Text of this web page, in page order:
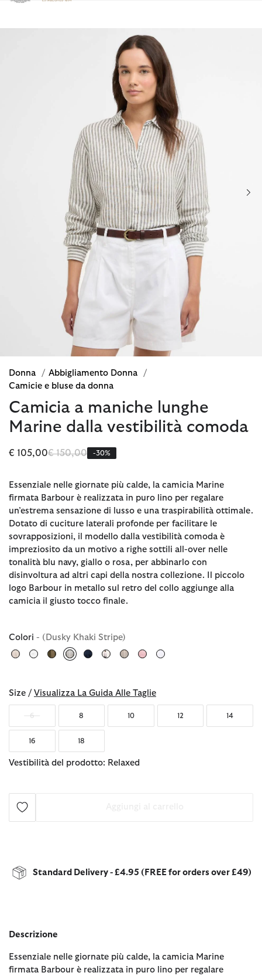
Clicca per visualizzare la nostra Dichiarazione di Accessibilità
Donna / Abbigliamento Donna
/
Camicie e bluse da donna
Camicia a maniche lunghe
Marine dalla vestibilità comoda
€ 105,00Prezzo ridotto da
€ 150,00a -30%
Essenziale nelle giornate più calde, la camicia Marine
firmata Barbour è realizzata in puro lino per regalare
un’estrema sensazione di lusso e una traspirabilità ottimale.
Dotato di cuciture laterali profonde per facilitare le
sovrapposizioni, il modello dalla vestibilità comoda è
impreziosito da un motivo a righe sottili all-over nelle
tonalità blu navy, giallo o rosa, per abbinarlo con
disinvoltura ad altri capi della nostra collezione. Il piccolo
logo Barbour in metallo sul retro del collo aggiunge alla
camicia il giusto tocco finale.
Colori - (Dusky Khaki Stripe)
Size / Visualizza La Guida Alle Taglie
6 8 10 12 14
16 18
Vestibilità del prodotto: Relaxed
Standard Delivery - £4.95 (FREE for orders over £49)
Descrizione
Essenziale nelle giornate più calde, la camicia Marine
firmata Barbour è realizzata in puro lino per regalare